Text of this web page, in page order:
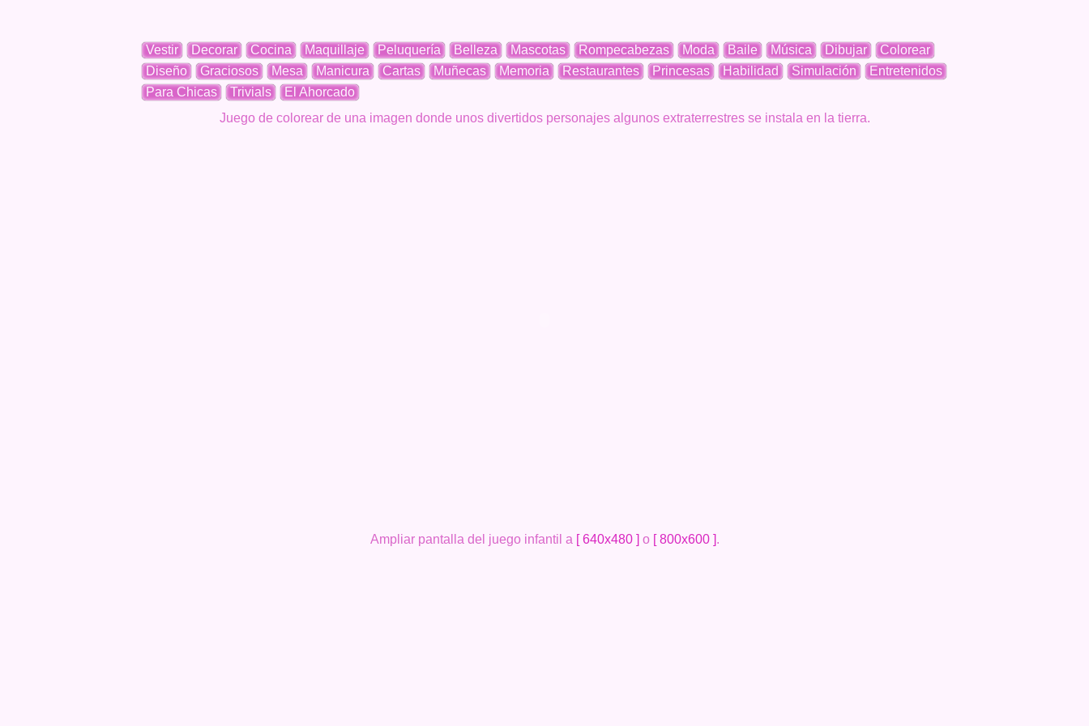
Vestir Decorar Cocina Maquillaje Peluquería Belleza Mascotas Rompecabezas Moda Baile Música Dibujar
Colorear
Diseño
Graciosos Mesa Manicura Cartas Muñecas Memoria Restaurantes Princesas Habilidad Simulación
Entretenidos
Para Chicas
Trivials
El Ahorcado
Juego de colorear de una imagen donde unos divertidos personajes algunos extraterrestres se instala en la tierra.
Ampliar pantalla del juego infantil a [ 640x480 ] o [ 800x600 ].